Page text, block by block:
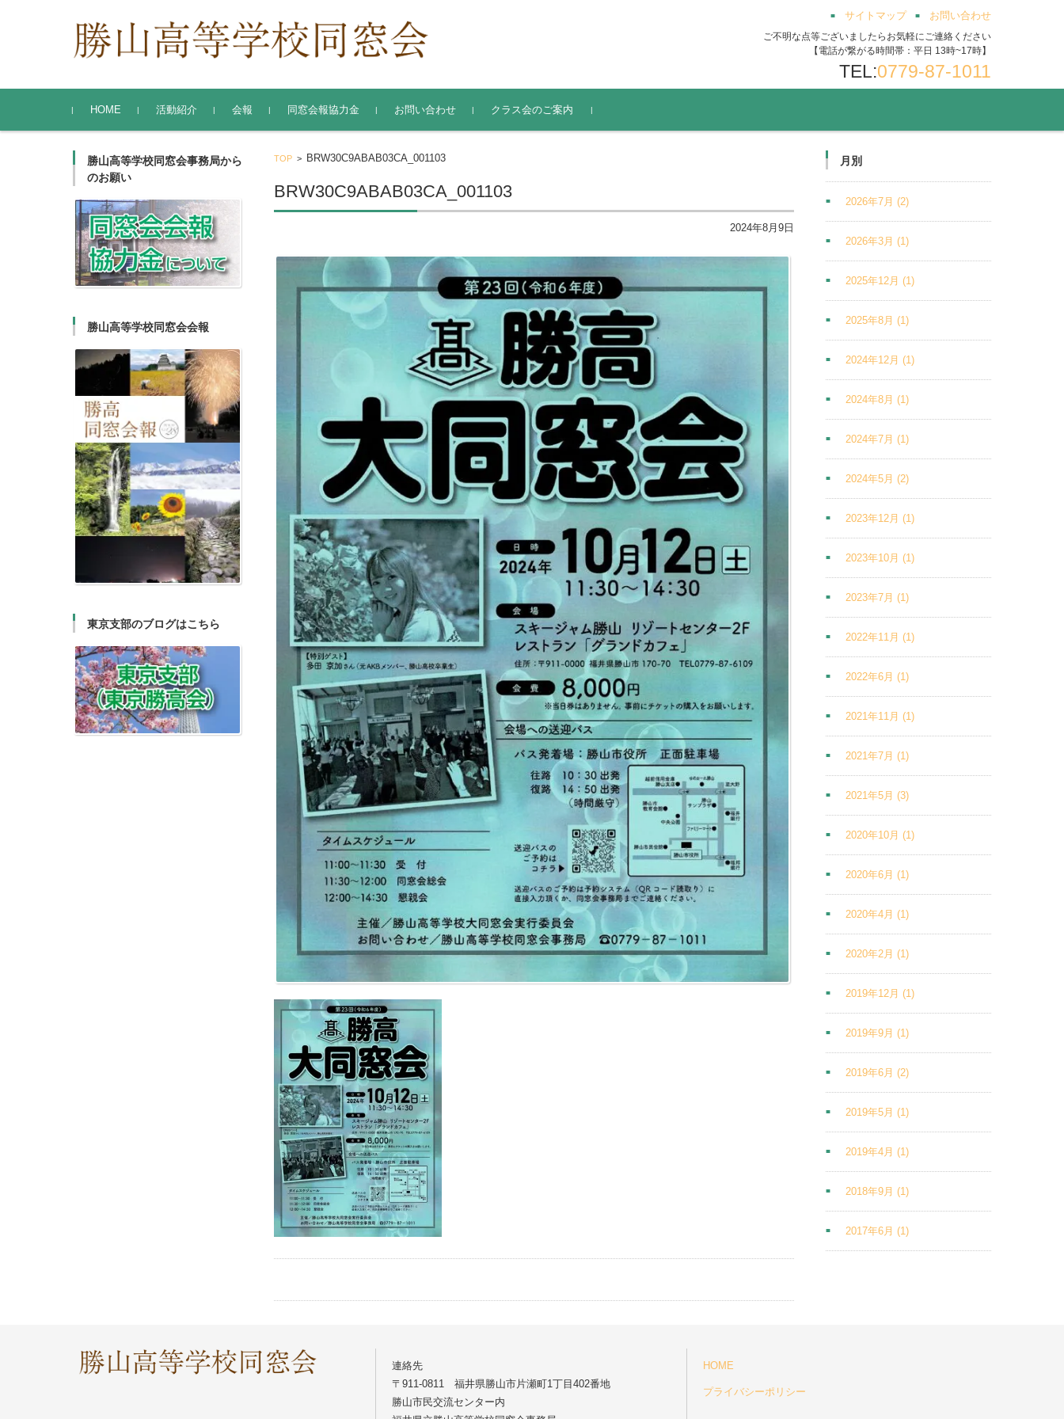
サイトマップ お問い合わせ
ご不明な点等ございましたらお気軽にご連絡ください
【電話が繋がる時間帯：平日 13時~17時】
TEL:0779-87-1011
コンテンツに移動
HOME
活動紹介 会報 同窓会報協力金 お問い合わせ クラス会のご案内
TOP > BRW30C9ABAB03CA_001103
BRW30C9ABAB03CA_001103
2024年8月9日
勝山高等学校同窓会事務局から
のお願い
勝山高等学校同窓会会報
東京支部のブログはこちら
月別
2026年7月(2)
2026年3月(1)
2025年12月(1)
2025年8月(1)
2024年12月(1)
2024年8月(1)
2024年7月(1)
2024年5月(2)
2023年12月(1)
2023年10月(1)
2023年7月(1)
2022年11月(1)
2022年6月(1)
2021年11月(1)
2021年7月(1)
2021年5月(3)
2020年10月(1)
2020年6月(1)
2020年4月(1)
2020年2月(1)
2019年12月(1)
2019年9月(1)
2019年6月(2)
2019年5月(1)
2019年4月(1)
2018年9月(1)
2017年6月(1)
連絡先
〒911-0811 福井県勝山市片瀬町1丁目402番地
勝山市民交流センター内
HOME
プライバシーポリシー